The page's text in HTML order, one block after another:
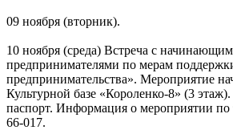
09 ноября (вторник).
10 ноября (среда) Встреча с
предпринимателями по мерам
предпринимательства». Мероприятие
Культурной базе «Короленко-8» (3
паспорт. Информация о мероприятии по
66-017.